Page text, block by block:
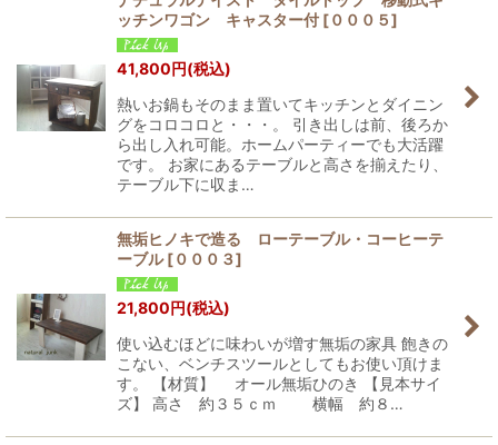
ッチンワゴン キャスター付 [０００５]
41,800円(税込)
熱いお鍋もそのまま置いてキッチンとダイニン
グをコロコロと・・・。 引き出しは前、後ろか
ら出し入れ可能。ホームパーティーでも大活躍
です。 お家にあるテーブルと高さを揃えたり、
テーブル下に収ま…
無垢ヒノキで造る ローテーブル・コーヒーテ
ーブル[０００３]
21,800円(税込)
使い込むほどに味わいが増す無垢の家具 飽きの
こない、ベンチスツールとしてもお使い頂けま
す。 【材質】 オール無垢ひのき 【見本サイ
ズ】 高さ 約３５ｃｍ 横幅 約８…